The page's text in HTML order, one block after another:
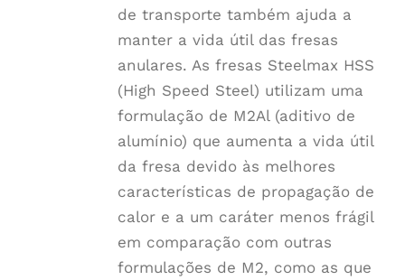
de transporte também ajuda a
manter a vida útil das fresas
anulares. As fresas Steelmax HSS
(High Speed Steel) utilizam uma
formulação de M2Al (aditivo de
alumínio) que aumenta a vida útil
da fresa devido às melhores
características de propagação de
calor e a um caráter menos frágil
em comparação com outras
formulações de M2, como as que